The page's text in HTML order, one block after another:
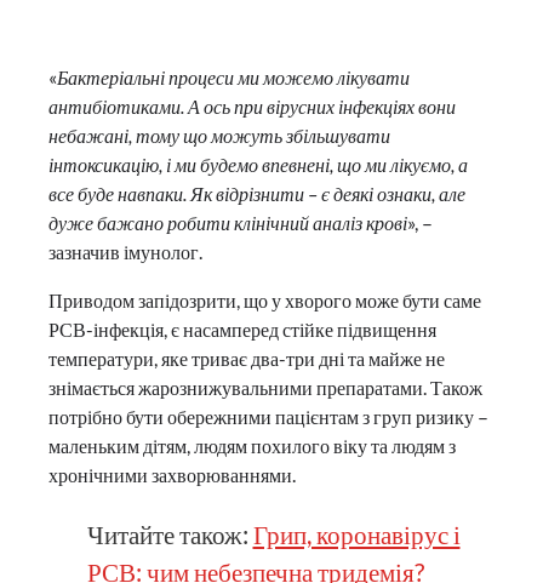
«Бактеріальні процеси ми можемо лікувати
антибіотиками. А ось при вірусних інфекціях вони
небажані, тому що можуть збільшувати
інтоксикацію, і ми будемо впевнені, що ми лікуємо, а
все буде навпаки. Як відрізнити – є деякі ознаки, але
дуже бажано робити клінічний аналіз крові», –
зазначив імунолог.
Приводом запідозрити, що у хворого може бути саме
РСВ-інфекція, є насамперед стійке підвищення
температури, яке триває два-три дні та майже не
знімається жарознижувальними препаратами. Також
потрібно бути обережними пацієнтам з груп ризику –
маленьким дітям, людям похилого віку та людям з
хронічними захворюваннями.
Читайте також: Грип, коронавірус і
РСВ: чим небезпечна тридемія?